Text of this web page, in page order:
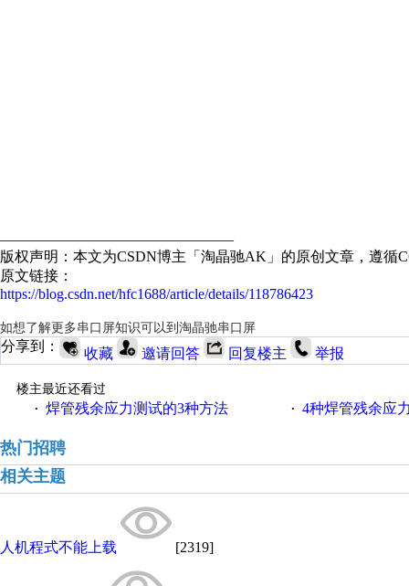
————————————————
版权声明：本文为CSDN博主「淘晶驰AK」的原创文章，遵循
原文链接：
https://blog.csdn.net/hfc1688/article/details/118786423
如想了解更多串口屏知识可以到 淘晶驰串口屏
分享到： 收藏 邀请回答 回复楼主 举报
楼主最近还看过
· 焊管残余应力测试的3种方法 · 4种焊管残余应
热门招聘
相关主题
人机程式不能上载 [2319]